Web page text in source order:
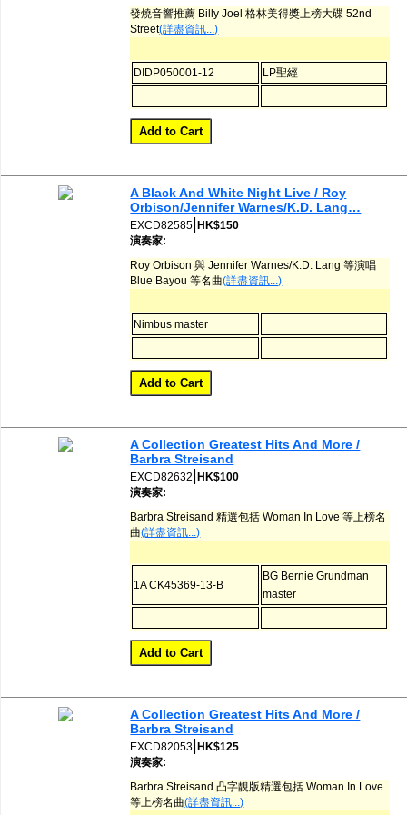
發燒音響推薦 Billy Joel 格林美得獎上榜大碟 52nd
Street(詳盡資訊...)
DIDP050001-12 LP聖經
A Black And White Night Live / Roy
Orbison/Jennifer Warnes/K.D. Lang…
EXCD82585 |HK$150
演奏家:
Roy Orbison 與 Jennifer Warnes/K.D. Lang 等演唱
Blue Bayou 等名曲(詳盡資訊...)
Nimbus master
A Collection Greatest Hits And More /
Barbra Streisand
EXCD82632 |HK$100
演奏家:
Barbra Streisand 精選包括 Woman In Love 等上榜名
曲(詳盡資訊...)
1A CK45369-13-B
BG Bernie Grundman
master
A Collection Greatest Hits And More /
Barbra Streisand
EXCD82053 |HK$125
演奏家:
Barbra Streisand 凸字靚版精選包括 Woman In Love
等上榜名曲(詳盡資訊...)